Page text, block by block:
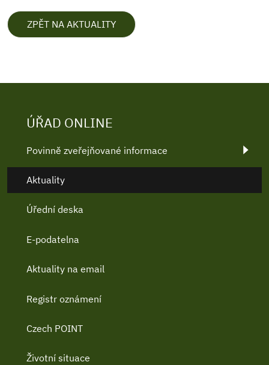
ZPĚT NA AKTUALITY
ÚŘAD ONLINE
Povinně zveřejňované informace
Aktuality
Úřední deska
E-podatelna
Aktuality na email
Registr oznámení
Czech POINT
Životní situace